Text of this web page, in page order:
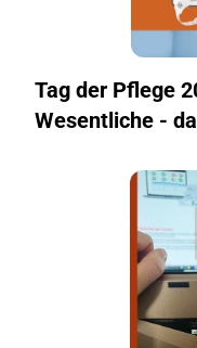
Tag der Pflege
Wesentliche -